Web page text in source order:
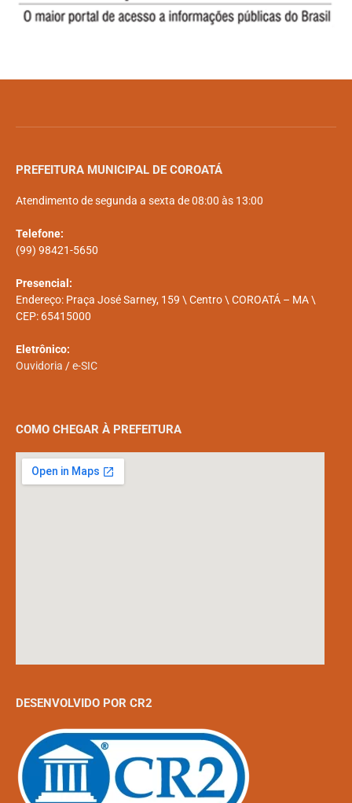
PREFEITURA MUNICIPAL DE COROATÁ
Atendimento de segunda a sexta de 08:00 às 13:00
Telefone:
(99) 98421-5650
Presencial:
Endereço: Praça José Sarney, 159 \ Centro \ COROATÁ – MA \
CEP: 65415000
Eletrônico:
Ouvidoria /e-SIC
COMO CHEGAR À PREFEITURA
DESENVOLVIDO POR CR2